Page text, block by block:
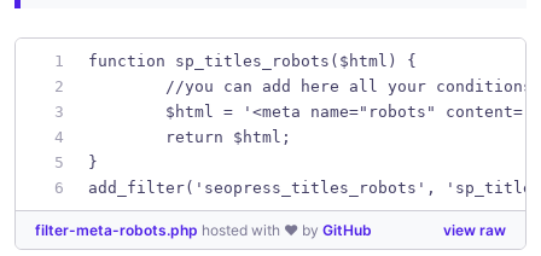
function sp_titles_robots($html) {
//you can add here all your
$html = '<meta name="robots"
	return $html;
}
add_filter('seopress_titles_robots',
view raw
filter-meta-robots.php hosted with ❤ by GitHub